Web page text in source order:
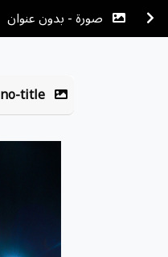
صورة - بدون عنوان
no-title